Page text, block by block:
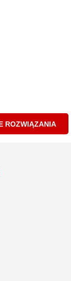
ROZWIĄZANIA